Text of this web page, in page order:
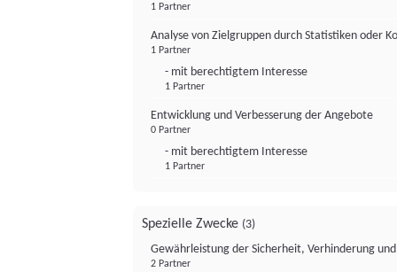
1 Partner
Analyse von Zielgruppen durch Statistiken oder
1 Partner
- mit berechtigtem Interesse
1 Partner
Entwicklung und Verbesserung der Angebote
0 Partner
- mit berechtigtem Interesse
1 Partner
Spezielle Zwecke (3)
Gewährleistung der Sicherheit, Verhinderung
2 Partner